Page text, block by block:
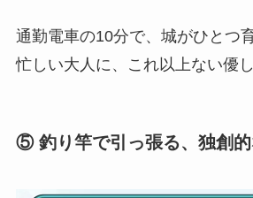
通勤電車の10分で、城がひとつ育
忙しい大人に、これ以上ない優し
⑤ 釣り竿で引っ張る、独創